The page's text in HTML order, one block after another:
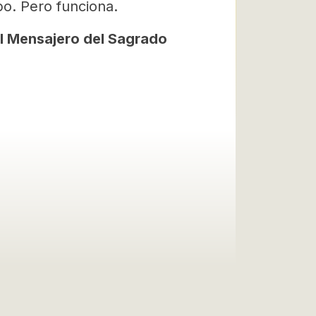
Pero funciona.
Mensajero del Sagrado